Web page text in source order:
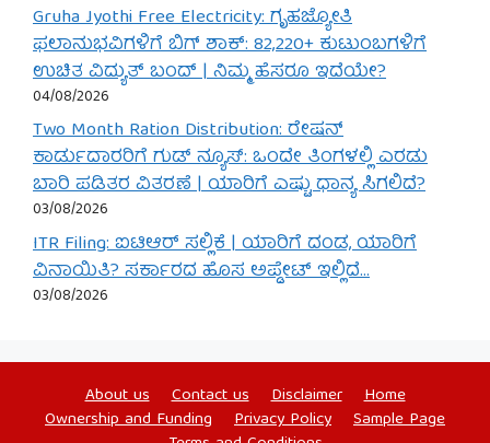
Gruha Jyothi Free Electricity: ಗೃಹಜ್ಯೋತಿ
ಫಲಾನುಭವಿಗಳಿಗೆ ಬಿಗ್ ಶಾಕ್: 82,220+ ಕುಟುಂಬಗಳಿಗೆ
ಉಚಿತ ವಿದ್ಯುತ್ ಬಂದ್ | ನಿಮ್ಮ ಹೆಸರೂ ಇದೆಯೇ?
04/08/2026
Two Month Ration Distribution: ರೇಷನ್
ಕಾರ್ಡುದಾರರಿಗೆ ಗುಡ್ ನ್ಯೂಸ್: ಒಂದೇ ತಿಂಗಳಲ್ಲಿ ಎರಡು
ಬಾರಿ ಪಡಿತರ ವಿತರಣೆ | ಯಾರಿಗೆ ಎಷ್ಟು ಧಾನ್ಯ ಸಿಗಲಿದೆ?
03/08/2026
ITR Filing: ಐಟಿಆರ್ ಸಲ್ಲಿಕೆ | ಯಾರಿಗೆ ದಂಡ, ಯಾರಿಗೆ
ವಿನಾಯಿತಿ? ಸರ್ಕಾರದ ಹೊಸ ಅಪ್ಡೇಟ್ ಇಲ್ಲಿದೆ…
03/08/2026
About us Contact us Disclaimer
Home
Ownership and Funding
Privacy Policy
Sample Page